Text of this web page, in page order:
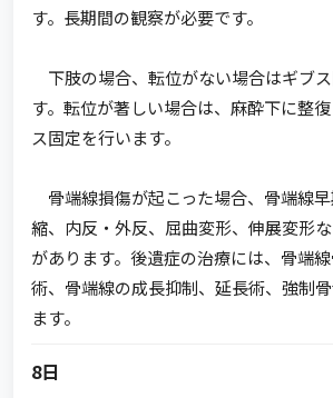
す。長期間の観察が必要です。
下肢の場合、転位がない場合はギブ
す。転位が著しい場合は、麻酔下に整
ス固定を行います。
骨端線損傷が起こった場合、骨端線
縮、内反・外反、屈曲変形、伸展変形
があります。後遺症の治療には、骨端
術、骨端線の成長抑制、延長術、強制
ます。
8日